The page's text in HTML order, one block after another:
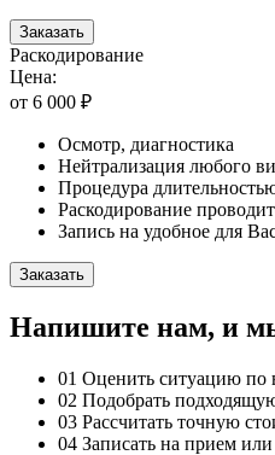
Заказать
Раскодирование
Цена:
от 6 000 ₽
Осмотр, диагностика
Нейтрализация любого
Процедура
Раскодирование
Запись на удобное для
Заказать
Напишите нам, и
01 Оценить ситуацию по
02 Подобрать
03 Рассчитать точную
04 Записать на прием или